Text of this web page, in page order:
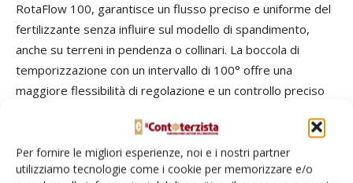
Per fornire le migliori esperienze, noi e i nostri partner
utilizziamo tecnologie come i cookie per memorizzare e/o
RotaFlow 100, garantisce un flusso preciso e uniforme del
fertilizzante senza influire sul modello di spandimento,
anche su terreni in pendenza o collinari. La boccola di
temporizzazione con un intervallo di 100° offre una
maggiore flessibilità di regolazione e un controllo preciso
nei campi piccoli o irregolari.